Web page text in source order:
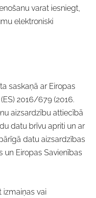
varat iesniegt,
elektroniski
saskaņā ar Eiropas
2016/679 (2016.
aizsardzību attiecībā
datu brīvu apriti un ar
datu aizsardzības
un Eiropas Savienības
izmaiņas vai